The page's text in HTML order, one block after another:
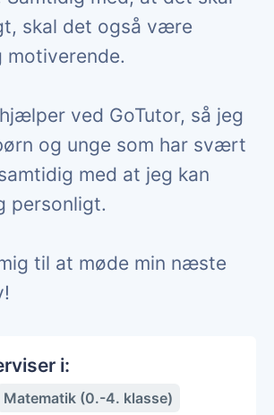
skal det også være
motiverende.
ved GoTutor, så jeg
og unge som har svært
med at jeg kan
personligt.
til at møde min næste
i:
Matematik (0.-4. klasse)